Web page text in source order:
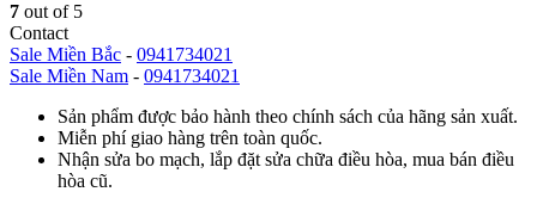
7 out of 5
Contact
Sale Miền Bắc - 0941734021
Sale Miền Nam - 0941734021
Sản phẩm được bảo hành theo chính sách của hãng sản xuất.
Miễn phí giao hàng trên toàn quốc.
Nhận sửa bo mạch, lắp đặt sửa chữa điều hòa, mua bán điều
hòa cũ.